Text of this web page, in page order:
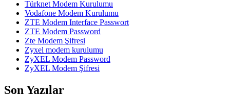
Türknet Modem Kurulumu
Vodafone Modem Kurulumu
ZTE Modem Interface Passwort
ZTE Modem Password
Zte Modem Şifresi
Zyxel modem kurulumu
ZyXEL Modem Password
ZyXEL Modem Şifresi
Son Yazılar